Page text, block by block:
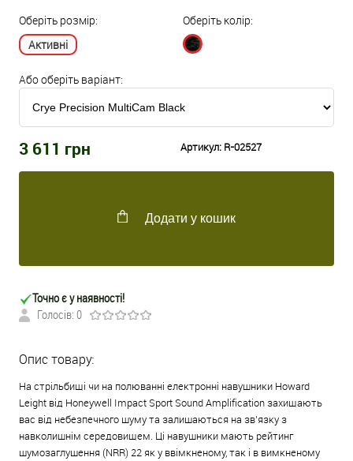
Оберіть розмір:
Активні
Оберіть колір:
Або оберіть варіант:
3 611 грн Артикул: R-02527
Додати у кошик
Точно є у наявності!
Голосів: 0
Опис товару:
На стрільбищі чи на полюванні електронні навушники Howard
Leight від Honeywell Impact Sport Sound Amplification захищають
вас від небезпечного шуму та залишаються на зв’язку з
навколишнім середовищем. Ці навушники мають рейтинг
шумозаглушення (NRR) 22 як у ввімкненому, так і в вимкненому